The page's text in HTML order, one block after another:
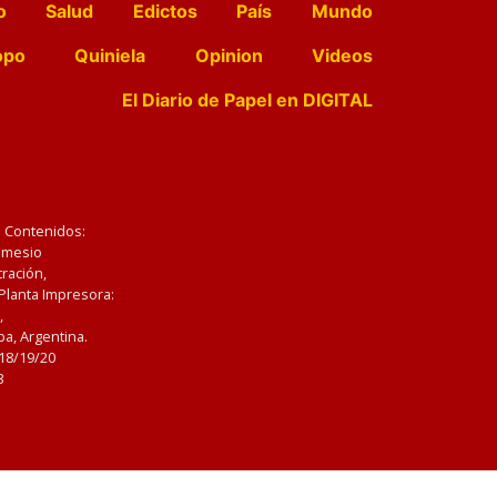
Salud Edictos País
Mundo
Quiniela Opinion
Videos
El Diario de Papel en DIGITAL
Impresora:
Argentina.
19/20